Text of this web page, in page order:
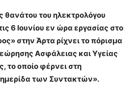
θανάτου του ηλεκτρολόγου
6 Ιουνίου εν ώρα εργασίας στο
στην Άρτα ρίχνει το πόρισμα
Ασφάλειας και Υγείας
το οποίο φέρνει στη
των Συντακτών».